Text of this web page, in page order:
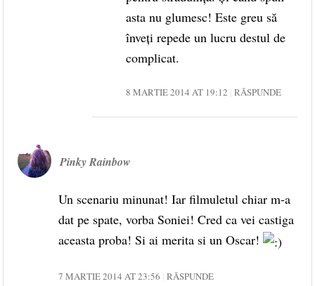
asta nu glumesc! Este greu să
înveți repede un lucru destul de
complicat.
8 MARTIE 2014 AT 19:12 RĂSPUNDE
Pinky Rainbow
Un scenariu minunat! Iar filmuletul chiar m-a
dat pe spate, vorba Soniei! Cred ca vei castiga
aceasta proba! Si ai merita si un Oscar!
7 MARTIE 2014 AT 23:56 RĂSPUNDE